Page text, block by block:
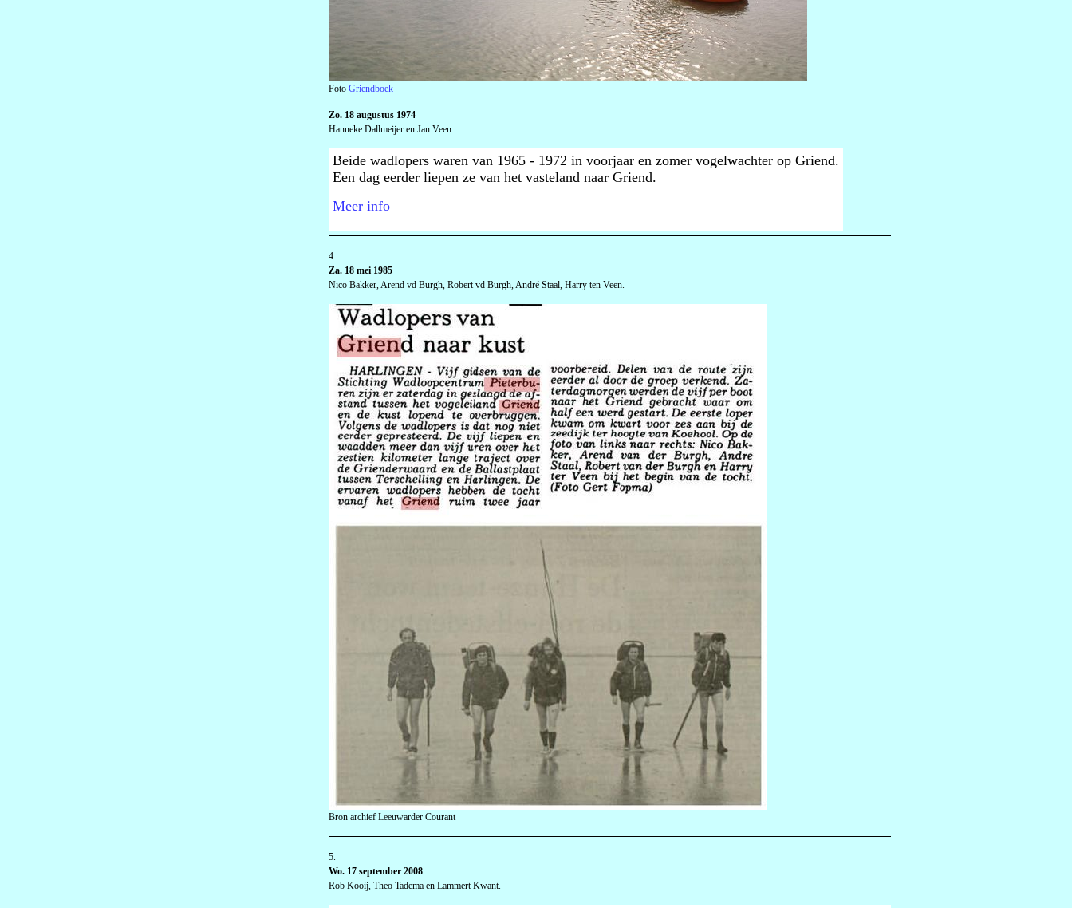
Foto Griendboek
Zo. 18 augustus 1974
Hanneke Dallmeijer en Jan Veen.
Beide wadlopers waren van 1965 - 1972 in voorjaar en zomer vogelwachter op Griend.
Een dag eerder liepen ze van het vasteland naar Griend.
Meer info
4.
Za. 18 mei 1985
Nico Bakker, Arend vd Burgh, Robert vd Burgh, André Staal, Harry ten Veen.
Bron archief Leeuwarder Courant
5.
Wo. 17 september 2008
Rob Kooij, Theo Tadema en Lammert Kwant.